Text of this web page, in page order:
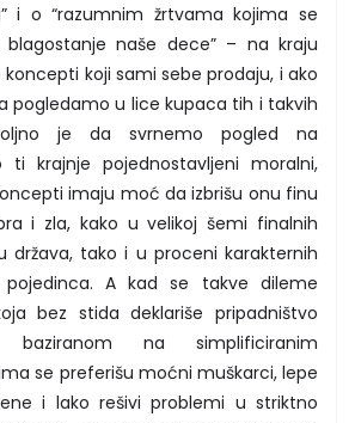
i o “razumnim žrtvama kojima se
blagostanje naše dece” – na kraju
koji sami sebe prodaju, i ako
pogledamo u lice kupaca tih i takvih
je da svrnemo pogled na
ti krajnje pojednostavljeni moralni,
imaju moć da izbrišu onu finu
i zla, kako u velikoj šemi finalnih
država, tako i u proceni karakternih
pojedinca. A kad se takve dileme
bez stida deklariše pripadništvo
baziranom na simplificiranim
se preferišu moćni muškarci, lepe
i lako rešivi problemi u striktno